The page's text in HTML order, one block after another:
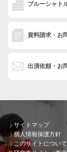
ブルーシャト
資料請求・お
出演依頼・お
サイトマップ
個人情報保護方針
このサイトについて